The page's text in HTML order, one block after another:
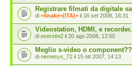
Registrare filmati da digitale
di =Snake=(ITA)= il 16 set 2008, 16:31
Videostation, HDMI, e
di oversim2 il 20 ago 2008, 13:50
Meglio s-video o component??
di nemesys_72 il 15 ott 2007, 14:13